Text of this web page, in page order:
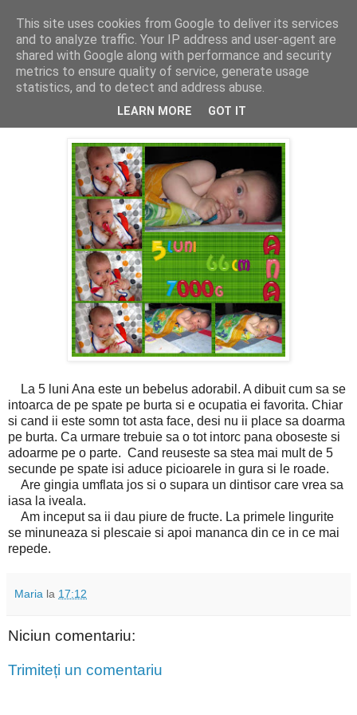
Cealalta realitate
luni, august 01, 2011
Ana la cinci luni
La 5 luni Ana este un bebelus adorabil. A dibuit cum sa se
intoarca de pe spate pe burta si e ocupatia ei favorita. Chiar
si cand ii este somn tot asta face, desi nu ii place sa doarma
pe burta. Ca urmare trebuie sa o tot intorc pana oboseste si
adoarme pe o parte. Cand reuseste sa stea mai mult de 5
secunde pe spate isi aduce picioarele in gura si le roade.
Are gingia umflata jos si o supara un dintisor care vrea sa
iasa la iveala.
Am inceput sa ii dau piure de fructe. La primele lingurite
se minuneaza si plescaie si apoi mananca din ce in ce mai
repede.
Maria la 17:12
Niciun comentariu:
Trimiteți un comentariu
This site uses cookies from Google to deliver its services
and to analyze traffic. Your IP address and user-agent are
shared with Google along with performance and security
metrics to ensure quality of service, generate usage
statistics, and to detect and address abuse.
LEARN MORE GOT IT